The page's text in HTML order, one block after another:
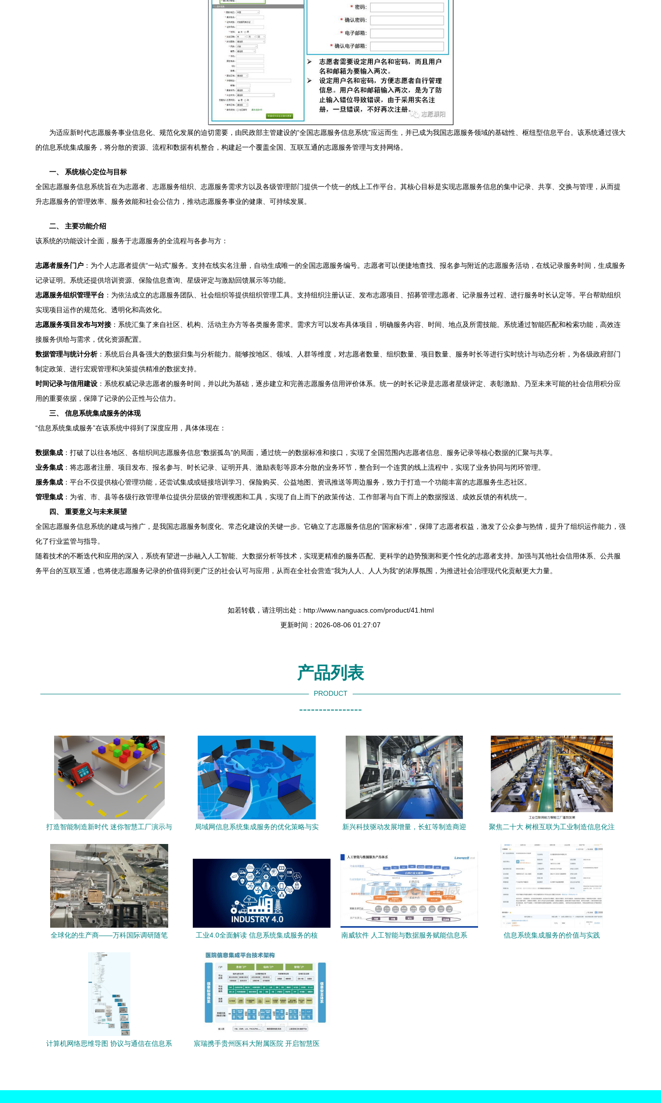
为适应新时代志愿服务事业信息化、规范化发展的迫切需要，由民政部主管建设的“全国志愿服务信息系统”应运而生，并已成为我国志愿服务领域的基础性、枢纽型信息平台。该系统通过强大
的信息系统集成服务，将分散的资源、流程和数据有机整合，构建起一个覆盖全国、互联互通的志愿服务管理与支持网络。
一、 系统核心定位与目标
全国志愿服务信息系统旨在为志愿者、志愿服务组织、志愿服务需求方以及各级管理部门提供一个统一的线上工作平台。其核心目标是实现志愿服务信息的集中记录、共享、交换与管理，从而提
升志愿服务的管理效率、服务效能和社会公信力，推动志愿服务事业的健康、可持续发展。
二、 主要功能介绍
该系统的功能设计全面，服务于志愿服务的全流程与各参与方：
志愿者服务门户 ：为个人志愿者提供“一站式”服务。支持在线实名注册，自动生成唯一的全国志愿服务编号。志愿者可以便捷地查找、报名参与附近的志愿服务活动，在线记录服务时间，生成服务
记录证明。系统还提供培训资源、保险信息查询、星级评定与激励回馈展示等功能。
志愿服务组织管理平台 ：为依法成立的志愿服务团队、社会组织等提供组织管理工具。支持组织注册认证、发布志愿项目、招募管理志愿者、记录服务过程、进行服务时长认定等。平台帮助组织
实现项目运作的规范化、透明化和高效化。
志愿服务项目发布与对接 ：系统汇集了来自社区、机构、活动主办方等各类服务需求。需求方可以发布具体项目，明确服务内容、时间、地点及所需技能。系统通过智能匹配和检索功能，高效连
接服务供给与需求，优化资源配置。
数据管理与统计分析：系统后台具备强大的数据归集与分析能力。能够按地区、领域、人群等维度，对志愿者数量、组织数量、项目数量、服务时长等进行实时统计与动态分析，为各级政府部门
制定政策、进行宏观管理和决策提供精准的数据支持。
时间记录与信用建设 ：系统权威记录志愿者的服务时间，并以此为基础，逐步建立和完善志愿服务信用评价体系。统一的时长记录是志愿者星级评定、表彰激励、乃至未来可能的社会信用积分应
用的重要依据，保障了记录的公正性与公信力。
三、 信息系统集成服务的体现
“信息系统集成服务”在该系统中得到了深度应用，具体体现在：
数据集成 ：打破了以往各地区、各组织间志愿服务信息“数据孤岛”的局面，通过统一的数据标准和接口，实现了全国范围内志愿者信息、服务记录等核心数据的汇聚与共享。
业务集成 ：将志愿者注册、项目发布、报名参与、时长记录、证明开具、激励表彰等原本分散的业务环节，整合到一个连贯的线上流程中，实现了业务协同与闭环管理。
服务集成 ：平台不仅提供核心管理功能，还尝试集成或链接培训学习、保险购买、公益地图、资讯推送等周边服务，致力于打造一个功能丰富的志愿服务生态社区。
管理集成 ：为省、市、县等各级行政管理单位提供分层级的管理视图和工具，实现了自上而下的政策传达、工作部署与自下而上的数据报送、成效反馈的有机统一。
四、 重要意义与未来展望
全国志愿服务信息系统的建成与推广，是我国志愿服务制度化、常态化建设的关键一步。它确立了志愿服务信息的“国家标准”，保障了志愿者权益，激发了公众参与热情，提升了组织运作能力，强
化了行业监管与指导。
随着技术的不断迭代和应用的深入，系统有望进一步融入人工智能、大数据分析等技术，实现更精准的服务匹配、更科学的趋势预测和更个性化的志愿者支持。加强与其他社会信用体系、公共服
务平台的互联互通，也将使志愿服务记录的价值得到更广泛的社会认可与应用，从而在全社会营造“我为人人、人人为我”的浓厚氛围，为推进社会治理现代化贡献更大力量。
如若转载，请注明出处：http://www.nanguacs.com/product/41.html
更新时间：2026-08-06 01:27:07
产品列表
PRODUCT
----------------
打造智能制造新时代 迷你智慧工厂演示与
局域网信息系统集成服务的优化策略与实
新兴科技驱动发展增量，长虹等制造商迎
聚焦二十大 树根互联为工业制造信息化注
践
全球化的生产商——万科国际调研随笔
落脚点 ·瑞年亭迁筑中又定下里都市场AⅡ
信息接口技术赋能城市新生与社会共存智
慧园区三重愿景开启三重主线 万家乐智能
工厂的转型纪实）
工业4.0全面解读 信息系统集成服务的核
南威软件 人工智能与数据服务赋能信息系
信息系统集成服务的价值与实践
计算机网络思维导图 协议与通信在信息系
宸瑞携手贵州医科大附属医院 开启智慧医